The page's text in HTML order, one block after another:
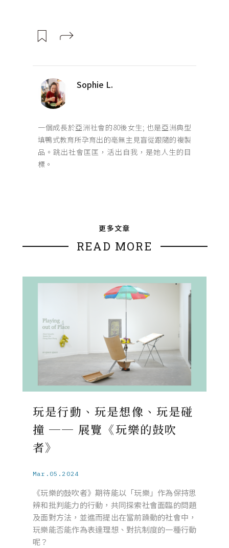
Sophie L.
一個成長於亞洲社會的80後女生; 也是亞洲典型
填鴨式教育所孕育出的亳無主見盲從跟隨的複製
品。跳出社會匡匡，活出自我，是她人生的目
標。
更多文章
READ MORE
玩是行動、玩是想像、玩是碰
撞 ── 展覽《玩樂的鼓吹
者》
Mar.05.2024
《玩樂的鼓吹者》期待能以「玩樂」作為保持思
辨和批判能力的行動，共同探索社會面臨的問題
及面對方法，並進而提出在當前躁動的社會中，
玩樂能否能作為表達理想、對抗制度的一種行動
呢？